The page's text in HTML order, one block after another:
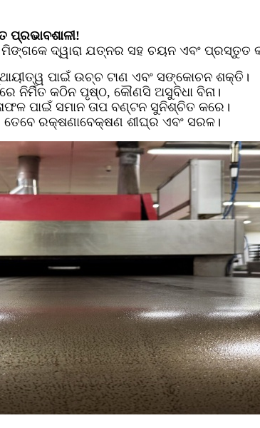
ଦ୍ୱାରା ଯତ୍ନର ସହ ଚୟନ ଏବଂ ପ୍ରସ୍ତୁତ
ପାଇଁ ଉଚ୍ଚ ଟାଣ ଏବଂ ସଙ୍କୋଚନ ଶକ୍ତି।
ନିର୍ମିତ କଠିନ ପୃଷ୍ଠ, କୌଣସି ଅସୁବିଧା ବିନା।
ପାଇଁ ସମାନ ତାପ ବଣ୍ଟନ ସୁନିଶ୍ଚିତ କରେ।
ରକ୍ଷଣାବେକ୍ଷଣ ଶୀଘ୍ର ଏବଂ ସରଳ।